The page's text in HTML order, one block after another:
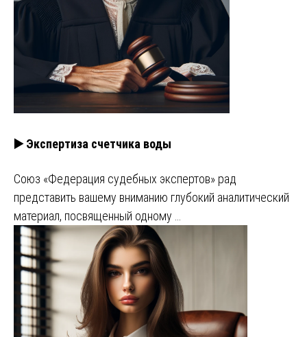
▶️ Экспертиза счетчика воды
Союз «Федерация судебных экспертов» рад
представить вашему вниманию глубокий аналитический
материал, посвященный одному …